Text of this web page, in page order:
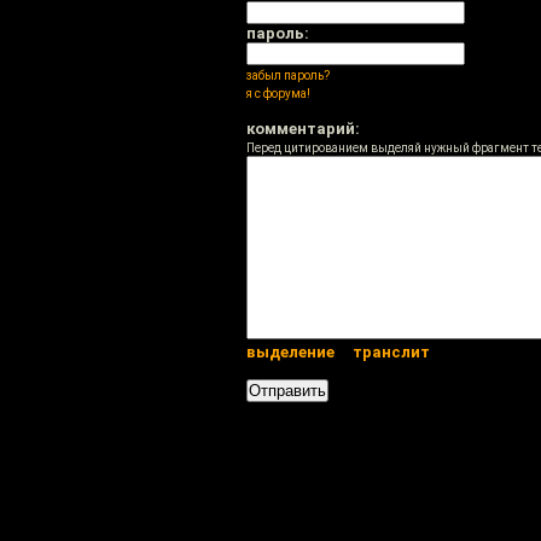
пароль:
забыл пароль?
я с форума!
комментарий:
Перед цитированием выделяй нужный фрагмент
выделение транслит